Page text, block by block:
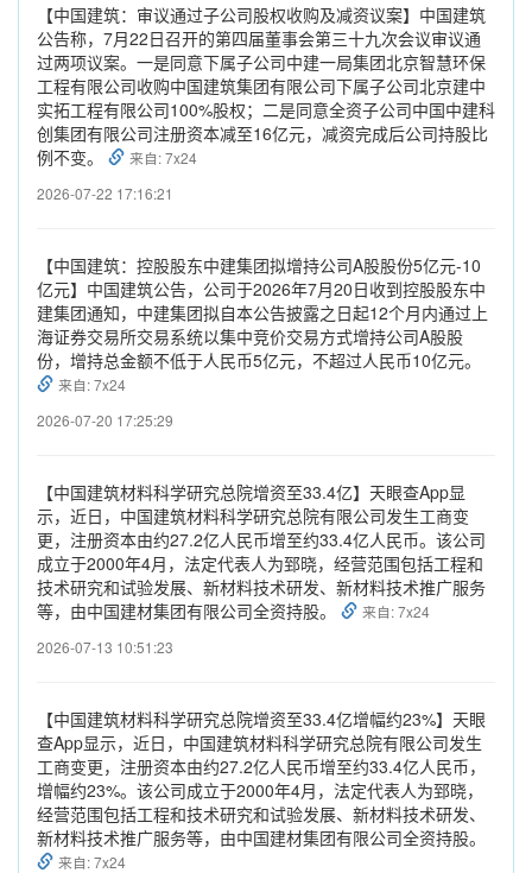
【中国建筑：审议通过子公司股权收购及减资议案】中国建筑
公告称，7月22日召开的第四届董事会第三十九次会议审议通
过两项议案。一是同意下属子公司中建一局集团北京智慧环保
工程有限公司收购中国建筑集团有限公司下属子公司北京建中
实拓工程有限公司100%股权；二是同意全资子公司中国中建科
创集团有限公司注册资本减至16亿元，减资完成后公司持股比
例不变。
来自: 7x24
2026-07-22 17:16:21
【中国建筑：控股股东中建集团拟增持公司A股股份5亿元-10
亿元】中国建筑公告，公司于2026年7月20日收到控股股东中
建集团通知，中建集团拟自本公告披露之日起12个月内通过上
海证券交易所交易系统以集中竞价交易方式增持公司A股股
份，增持总金额不低于人民币5亿元，不超过人民币10亿元。
来自: 7x24
2026-07-20 17:25:29
【中国建筑材料科学研究总院增资至33.4亿】天眼查App显
示，近日，中国建筑材料科学研究总院有限公司发生工商变
更，注册资本由约27.2亿人民币增至约33.4亿人民币。该公司
成立于2000年4月，法定代表人为郅晓，经营范围包括工程和
技术研究和试验发展、新材料技术研发、新材料技术推广服务
等，由中国建材集团有限公司全资持股。
来自: 7x24
2026-07-13 10:51:23
【中国建筑材料科学研究总院增资至33.4亿增幅约23%】天眼
查App显示，近日，中国建筑材料科学研究总院有限公司发生
工商变更，注册资本由约27.2亿人民币增至约33.4亿人民币，
增幅约23%。该公司成立于2000年4月，法定代表人为郅晓，
经营范围包括工程和技术研究和试验发展、新材料技术研发、
新材料技术推广服务等，由中国建材集团有限公司全资持股。
来自: 7x24